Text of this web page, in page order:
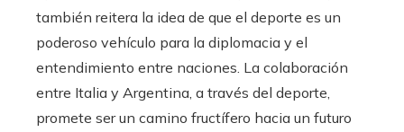
también reitera la idea de que el deporte es un
poderoso vehículo para la diplomacia y el
entendimiento entre naciones. La colaboración
entre Italia y Argentina, a través del deporte,
promete ser un camino fructífero hacia un futuro